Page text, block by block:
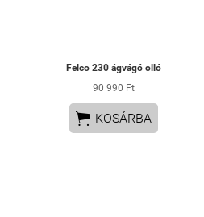
Felco 230 ágvágó olló
90 990 Ft
 KOSÁRBA